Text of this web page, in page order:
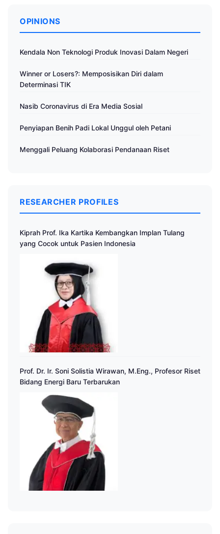
OPINIONS
Kendala Non Teknologi Produk Inovasi Dalam Negeri
Winner or Losers?: Memposisikan Diri dalam
Determinasi TIK
Nasib Coronavirus di Era Media Sosial
Penyiapan Benih Padi Lokal Unggul oleh Petani
Menggali Peluang Kolaborasi Pendanaan Riset
RESEARCHER PROFILES
Kiprah Prof. Ika Kartika Kembangkan Implan Tulang
yang Cocok untuk Pasien Indonesia
Prof. Dr. Ir. Soni Solistia Wirawan, M.Eng., Profesor Riset
Bidang Energi Baru Terbarukan